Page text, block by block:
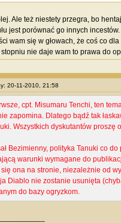
Ale też niestety przegra, bo
jest porównać go innych incestów.
wam się w głowach, że coś co
nie daje wam to prawa do
20-11-2010, 21:58
cpt. Misumaru Tenchi, ten
zapomina. Dlatego bądź tak
Wszystkich dyskutantów proszę
Bezimienny, polityka Tanuki co
warunki wymagane do
ona na stronie, niezależnie od
Diablo nie zostanie usunięta
do bazy ogryzkom.